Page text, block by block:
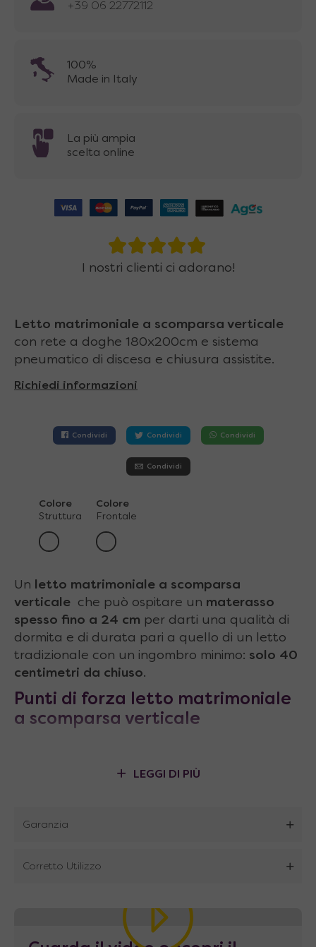
+39 06 22772112
100%
Made in Italy
La più ampia
scelta online
I nostri clienti ci adorano!
Letto matrimoniale a scomparsa verticale
con rete a doghe 180x200cm e sistema
pneumatico di discesa e chiusura assistite.
Richiedi informazioni
Condividi Condividi Condividi
Condividi
Colore
Struttura
Colore
Frontale
Un
letto matrimoniale a scomparsa
verticale che può ospitare un materasso
spesso fino a 24 cm per darti una qualità di
dormita e di durata pari a quello di un letto
tradizionale con un ingombro minimo: solo 40
centimetri da chiuso.
Punti di forza
letto matrimoniale
a scomparsa verticale
e calibrate per un’apertura e chiusura dei
metallo alto 6 cm
edoghe in legno
multistrato curvato spesso 8 mm) fissate a
LEGGI DI PIÙ
Garanzia
Corretto Utilizzo